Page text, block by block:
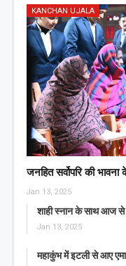
KANCHAN UJALA
जनहित सर्वोपरि की
Jan 13, 2025
शाही स्नान के साथ आज
Jan 13, 2025
महाकुंभ में इटली से आए